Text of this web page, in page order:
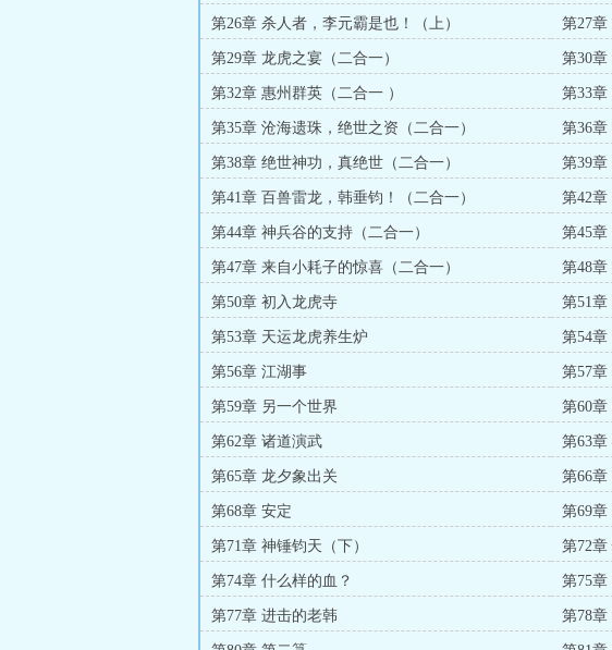
第26章 杀人者，李元霸是也！（上） 第27章
第29章 龙虎之宴（二合一） 第30章
第32章 惠州群英（二合一 ） 第33章
第35章 沧海遗珠，绝世之资（二合一） 第36章
第38章 绝世神功，真绝世（二合一） 第39章
第41章 百兽雷龙，韩垂钧！（二合一） 第42章
第44章 神兵谷的支持（二合一） 第45章
第47章 来自小耗子的惊喜（二合一） 第48章
第50章 初入龙虎寺 第51章
第53章 天运龙虎养生炉 第54
第56章 江湖事 第57
第59章 另一个世界 第60章
第62章 诸道演武 第63
第65章 龙夕象出关 第66章
第68章 安定 第69章
第71章 神锤钧天（下） 第72章
第74章 什么样的血？ 第75章
第77章 进击的老韩 第78章